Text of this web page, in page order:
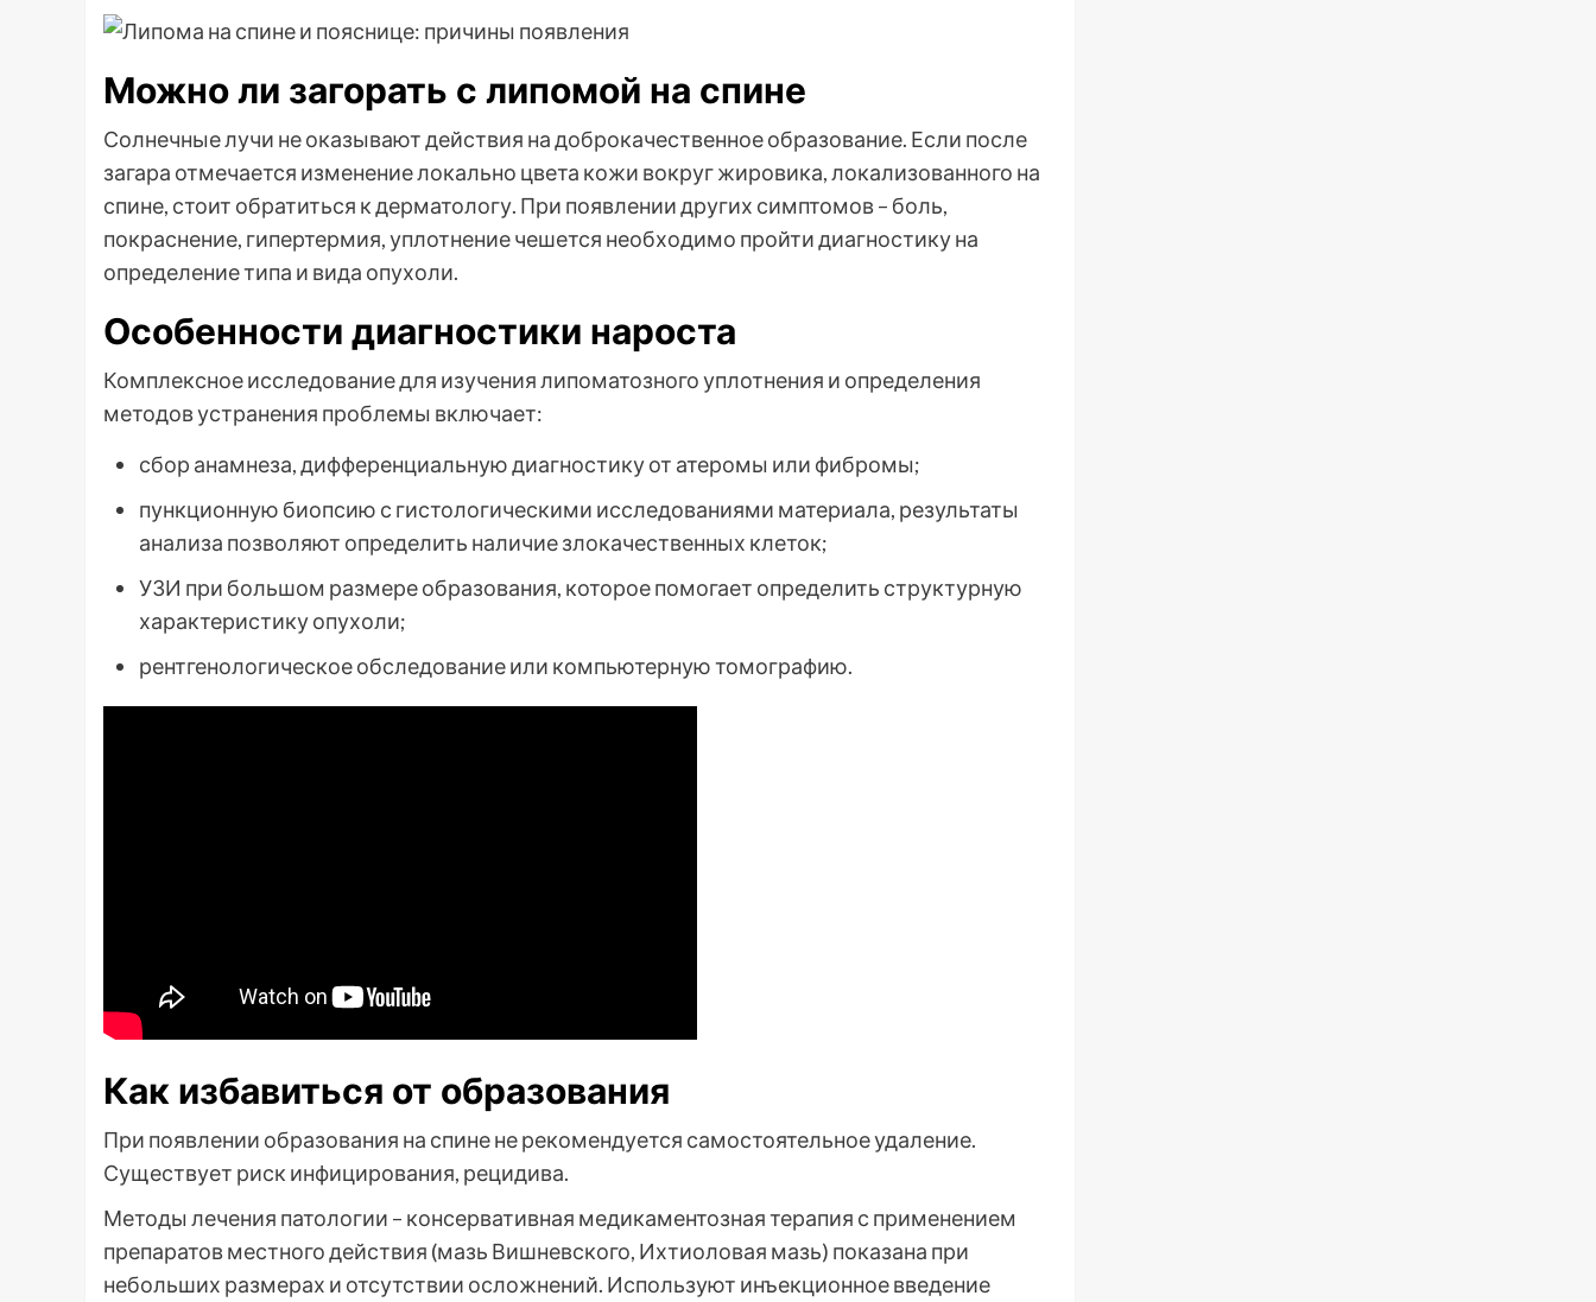
Можно ли загорать с липомой на спине
Солнечные лучи не оказывают действия на доброкачественное образование. Если после
загара отмечается изменение локально цвета кожи вокруг жировика, локализованного на
спине, стоит обратиться к дерматологу. При появлении других симптомов – боль,
покраснение, гипертермия, уплотнение чешется необходимо пройти диагностику на
определение типа и вида опухоли.
Особенности диагностики нароста
Комплексное исследование для изучения липоматозного уплотнения и определения
методов устранения проблемы включает:
сбор анамнеза, дифференциальную диагностику от атеромы или фибромы;
пункционную биопсию с гистологическими исследованиями материала, результаты
анализа позволяют определить наличие злокачественных клеток;
УЗИ при большом размере образования, которое помогает определить структурную
характеристику опухоли;
рентгенологическое обследование или компьютерную томографию.
Как избавиться от образования
При появлении образования на спине не рекомендуется самостоятельное удаление.
Существует риск инфицирования, рецидива.
Методы лечения патологии – консервативная медикаментозная терапия с применением
препаратов местного действия (мазь Вишневского, Ихтиоловая мазь) показана при
небольших размерах и отсутствии осложнений. Используют инъекционное введение